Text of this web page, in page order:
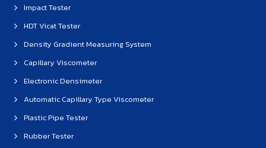
Impact Tester
HDT Vicat Tester
Density Gradient Measuring System
Capillary Viscometer
Electronic Densimeter
Automatic Capillary Type Viscometer
Plastic Pipe Tester
Rubber Tester